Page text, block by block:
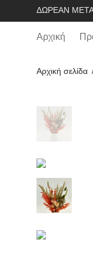
ΔΩΡΕΆΝ
Αρχική
Αρχική σελίδα